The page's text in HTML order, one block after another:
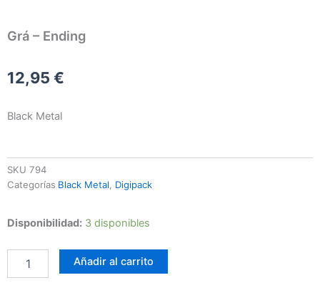
Grá – Ending
12,95 €
Black Metal
SKU 794
Categorías Black Metal, Digipack
Disponibilidad: 3 disponibles
Grá
Ending
cantidad
Añadir al carrito